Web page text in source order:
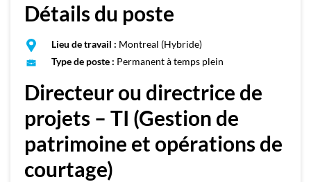
Détails du poste
Lieu de travail : Montreal (Hybride)
Type de poste : Permanent à temps plein
Directeur ou directrice de
projets – TI (Gestion de
patrimoine et opérations de
courtage)